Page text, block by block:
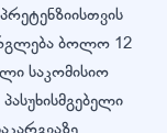
ბოლო 12
საკომისიო